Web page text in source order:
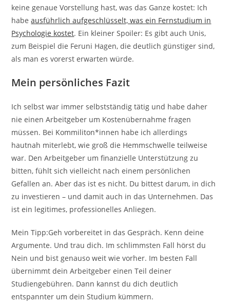
keine genaue Vorstellung hast, was das Ganze kostet: Ich
habeausführlich aufgeschlüsselt, was ein Fernstudium in
Psychologie kostet. Ein kleiner Spoiler: Es gibt auch Unis,
zum Beispiel die Feruni Hagen, die deutlich günstiger sind,
als man es vorerst erwarten würde.
Mein persönliches Fazit
Ich selbst war immer selbstständig tätig und habe daher
nie einen Arbeitgeber um Kostenübernahme fragen
müssen. Bei Kommiliton*innen habe ich allerdings
hautnah miterlebt, wie groß die Hemmschwelle teilweise
war. Den Arbeitgeber um finanzielle Unterstützung zu
bitten, fühlt sich vielleicht nach einem persönlichen
Gefallen an. Aber das ist es nicht. Du bittest darum, in dich
zu investieren – und damit auch in das Unternehmen. Das
ist ein legitimes, professionelles Anliegen.
Mein Tipp:Geh vorbereitet in das Gespräch. Kenn deine
Argumente. Und trau dich. Im schlimmsten Fall hörst du
Nein und bist genauso weit wie vorher. Im besten Fall
übernimmt dein Arbeitgeber einen Teil deiner
Studiengebühren. Dann kannst du dich deutlich
entspannter um dein Studium kümmern.